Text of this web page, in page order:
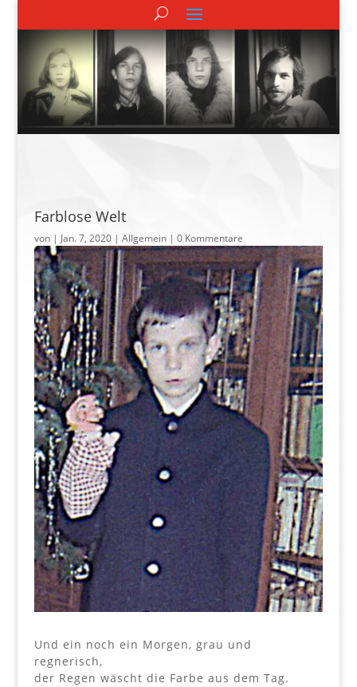
Farblose Welt
von | Jan. 7, 2020| Allgemein | 0 Kommentare
Und ein noch ein Morgen, grau und
regnerisch,
der Regen wäscht die Farbe aus dem Tag.